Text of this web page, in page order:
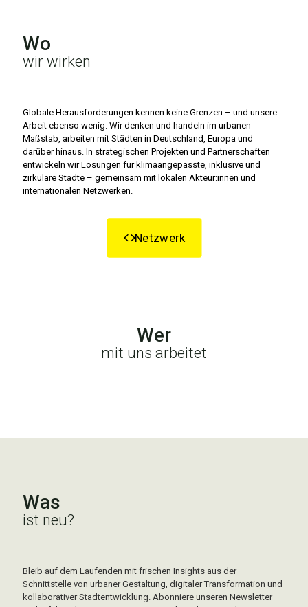
Wo
wir wirken
Globale Herausforderungen kennen keine Grenzen – und unsere
Arbeit ebenso wenig. Wir denken und handeln im urbanen
Maßstab, arbeiten mit Städten in Deutschland, Europa und
darüber hinaus. In strategischen Projekten und Partnerschaften
entwickeln wir Lösungen für klimaangepasste, inklusive und
zirkuläre Städte – gemeinsam mit lokalen Akteur:innen und
internationalen Netzwerken.
Netzwerk
Wer
mit uns arbeitet
Was
ist neu?
Bleib auf dem Laufenden mit frischen Insights aus der
Schnittstelle von urbaner Gestaltung, digitaler Transformation und
kollaborativer Stadtentwicklung. Abonniere unseren Newsletter